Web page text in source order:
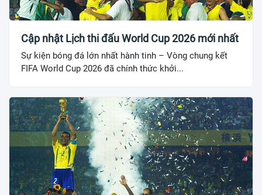
Cập nhật Lịch thi đấu World Cup 2026 mới nhất
Sự kiện bóng đá lớn nhất hành tinh – Vòng chung kết
FIFA World Cup 2026 đã chính thức khởi...